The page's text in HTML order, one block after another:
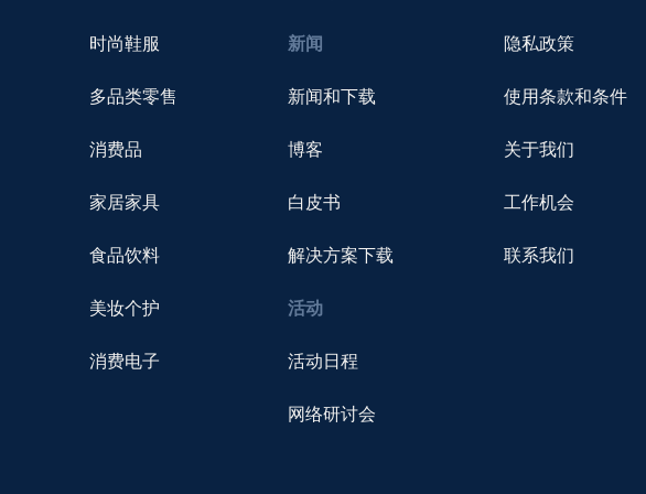
时尚鞋服
多品类零售
消费品
家居家具
食品饮料
美妆个护
消费电子
新闻
新闻和下载
博客
白皮书
解决方案下载
活动
活动日程
网络研讨会
隐私政策
使用条款和条件
关于我们
工作机会
联系我们